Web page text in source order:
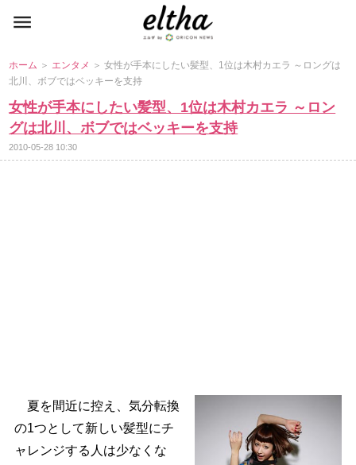
ホーム ＞ エンタメ ＞ 女性が手本にしたい髪型、1位は木村カエラ ～ロングは
北川、ボブではベッキーを支持
女性が手本にしたい髪型、1位は木村カエラ ～ロン
グは北川、ボブではベッキーを支持
2010-05-28 10:30
夏を間近に控え、気分転換
の1つとして新しい髪型にチ
ャレンジする人は少なくな